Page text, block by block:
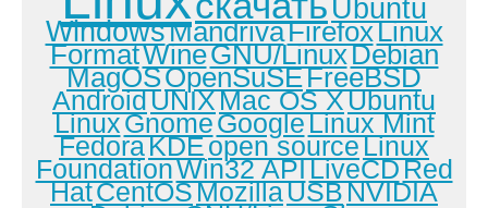
Ubuntu
WindowsMandrivaFirefoxLinux
FormatWineGNU/LinuxDebian
MagOSOpenSuSEFreeBSD
AndroidUNIXMac OS XUbuntu
LinuxGnomeGoogleLinux Mint
FedoraKDEopen sourceLinux
FoundationWin32 APILiveCDRed
HatCentOSMozillaUSBNVIDIA